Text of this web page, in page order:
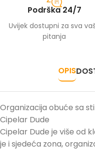
Podrška 24/7
Uvijek dostupni za sva
pitanja
OPIS
Organizacija obuće sa
Cipelar Dude
Cipelar Dude je više od
je i sjedeća zona,